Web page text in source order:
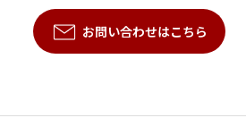
お問い合わせはこちら